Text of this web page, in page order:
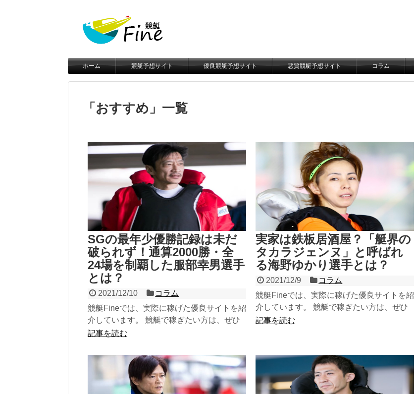
ホーム 競艇予想サイト 優良競艇予想サイト 悪質競艇予想サイト コラム
「 おすすめ 」 一覧
SGの最年少優勝記録は未だ
破られず！通算2000勝・全
24場を制覇した服部幸男選手
とは？
2021/12/10
コラム
競艇Fineでは、実際に稼げた優良サイトを紹
介しています。 競艇で稼ぎたい方は、ぜひ
参考にしてみてください！ 稼げる優良サイ
記事を読む
実家は鉄板居酒屋？「艇界の
タカラジェンヌ」と呼ばれ
る海野ゆかり選手とは？
2021/12/9
コラム
競艇Fineでは、実際に稼げた優良サイトを紹
介しています。 競艇で稼ぎたい方は、ぜひ
参考にしてみてください！ 稼げる優良サイ
記事を読む